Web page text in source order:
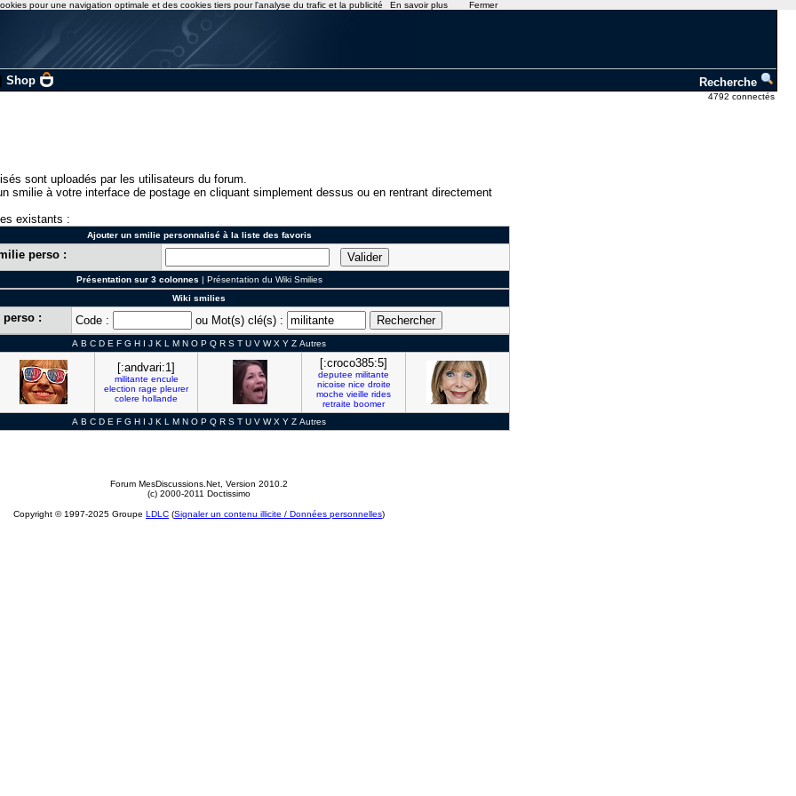
Shop Recherche
4792 connectés
sont uploadés par les utilisateurs du forum.
smilie à votre interface de postage en cliquant simplement dessus ou en rentrant directement
existants :
Ajouter un smilie personnalisé à la liste des favoris
perso :
Présentation sur 3 colonnes | Présentation du Wiki Smilies
Wiki smilies
perso : Code : ou Mot(s) clé(s) :
A B C D E F G H I J K L M N O P Q R S T U V W X Y Z Autres
[:andvari:1]
militante encule
election rage pleurer
colere hollande
[:croco385:5]
deputee militante
nicoise nice droite
moche vieille rides
retraite boomer
A B C D E F G H I J K L M N O P Q R S T U V W X Y Z Autres
Forum MesDiscussions.Net , Version 2010.2
(c) 2000-2011 Doctissimo
Copyright © 1997-2025 Groupe LDLC (Signaler un contenu illicite / Données personnelles)
pour une navigation optimale et des cookies tiers pour l'analyse du trafic et la publicité En savoir plus Fermer